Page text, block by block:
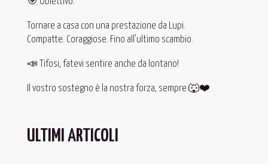
Tornare a casa con una prestazione da Lupi.
Compatte. Coraggiose. Fino all’ultimo scambio.
📣 Tifosi, fatevi sentire anche da lontano!
Il vostro sostegno è la nostra forza, sempre 🐺❤️
ULTIMI ARTICOLI